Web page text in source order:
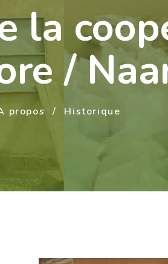
la
/
propos Historique